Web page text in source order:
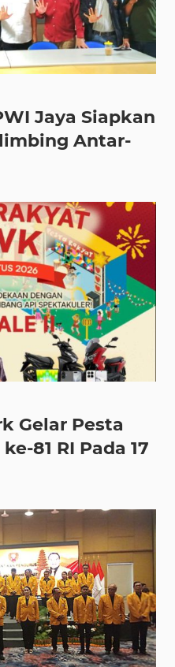
Jaya Siapkan
Antar-
Gelar Pesta
81 RI Pada 17